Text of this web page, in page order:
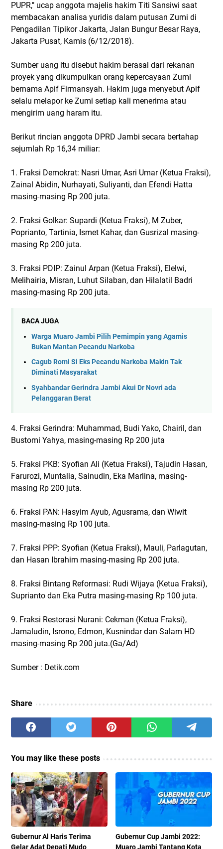
PUPR," ucap anggota majelis hakim Titi Sansiwi saat
membacakan analisa yuridis dalam putusan Zumi di
Pengadilan Tipikor Jakarta, Jalan Bungur Besar Raya,
Jakarta Pusat, Kamis (6/12/2018).
Sumber uang itu disebut hakim berasal dari rekanan
proyek yang dikumpulkan orang kepercayaan Zumi
bernama Apif Firmansyah. Hakim juga menyebut Apif
selalu melapor ke Zumi setiap kali menerima atau
mengirim uang haram itu.
Berikut rincian anggota DPRD Jambi secara bertahap
sejumlah Rp 16,34 miliar:
1. Fraksi Demokrat: Nasri Umar, Asri Umar (Ketua Fraksi),
Zainal Abidin, Nurhayati, Suliyanti, dan Efendi Hatta
masing-masing Rp 200 juta.
2. Fraksi Golkar: Supardi (Ketua Fraksi), M Zuber,
Poprianto, Tartinia, Ismet Kahar, dan Gusrizal masing-
masing Rp 200 juta.
3. Fraksi PDIP: Zainul Arpan (Ketua Fraksi), Elelwi,
Melihairia, Misran, Luhut Silaban, dan Hilalatil Badri
masing-masing Rp 200 juta.
BACA JUGA
Warga Muaro Jambi Pilih Pemimpin yang Agamis
Bukan Mantan Pecandu Narkoba
Cagub Romi Si Eks Pecandu Narkoba Makin Tak
Diminati Masyarakat
Syahbandar Gerindra Jambi Akui Dr Novri ada
Pelanggaran Berat
4. Fraksi Gerindra: Muhammad, Budi Yako, Chairil, dan
Bustomi Yahya, masing-masing Rp 200 juta
5. Fraksi PKB: Syofian Ali (Ketua Fraksi), Tajudin Hasan,
Farurozi, Muntalia, Sainudin, Eka Marlina, masing-
masing Rp 200 juta.
6. Fraksi PAN: Hasyim Ayub, Agusrama, dan Wiwit
masing-masing Rp 100 juta.
7. Fraksi PPP: Syofian (Ketua Fraksi), Mauli, Parlagutan,
dan Hasan Ibrahim masing-masing Rp 200 juta.
8. Fraksi Bintang Reformasi: Rudi Wijaya (Ketua Fraksi),
Suprianto dan Eka Putra masing-masing Rp 100 juta.
9. Fraksi Restorasi Nurani: Cekman (Ketua Fraksi),
Jamaludin, Isrono, Edmon, Kusnindar dan Salam HD
masing-masing Rp 200 juta.(Ga/Ad)
Sumber : Detik.com
Share
You may like these posts
Gubernur Al Haris Terima
Gelar Adat Depati Mudo
Gubernur Cup Jambi 2022:
Muaro Jambi Tantang Kota